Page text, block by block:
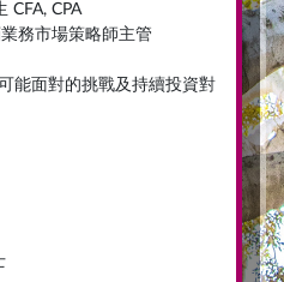
CFA, CPA
務市場策略師主管
能面對的挑戰及持續投資對